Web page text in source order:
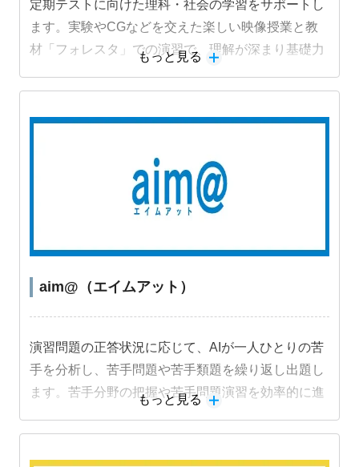
定期テストに向けた理科・社会の学習をサポートし
ます。実験やCGなどを交えた楽しい映像授業と教
材「フォレスタ」での演習で、理解が深まり基礎力
もっと見る
aim@（エイムアット）
演習問題の正答状況に応じて、AIが一人ひとりの苦
手を分析し、苦手問題や苦手類題を繰り返し出題し
ます。苦手分野の把握や苦手問題演習を効率的に進
もっと見る